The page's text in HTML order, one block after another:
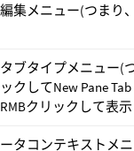
集メニュー(つまり
ブタイプメニュー(
クしてNew Pane
クリックして表
タコンテキストメ